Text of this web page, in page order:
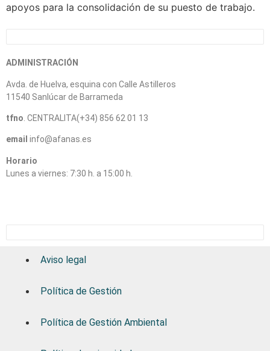
apoyos para la consolidación de su puesto de trabajo.
ADMINISTRACIÓN
Avda. de Huelva, esquina con Calle Astilleros
11540 Sanlúcar de Barrameda
tfno . CENTRALITA(+34) 856 62 01 13
email info@afanas.es
Horario
Lunes a viernes: 7:30 h. a 15:00 h.
Aviso legal
Política de Gestión
Política de Gestión Ambiental